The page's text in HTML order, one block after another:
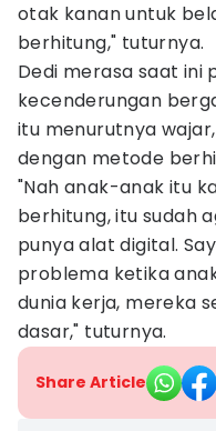
otak kanan untuk
berhitung," tuturnya.
Dedi merasa saat ini
kecenderungan
itu menurutnya
dengan metode
"Nah anak-anak itu
berhitung, itu sudah
punya alat digital.
problema ketika
dunia kerja, mereka
dasar," tuturnya.
Share Article